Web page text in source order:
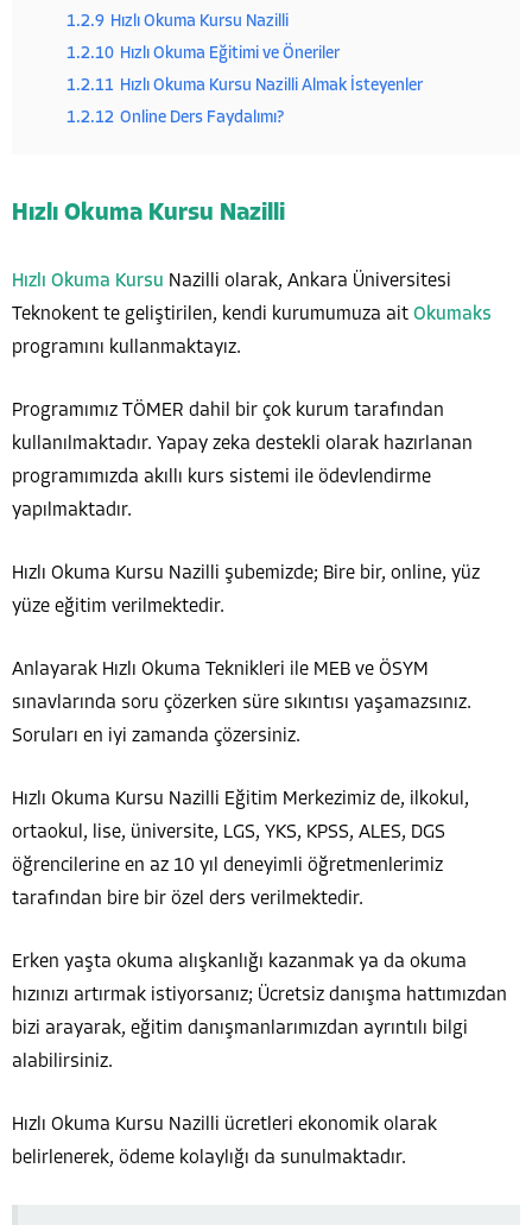
1.2.9 Hızlı Okuma Kursu Nazilli
1.2.10 Hızlı Okuma Eğitimi ve Öneriler
1.2.11 Hızlı Okuma Kursu Nazilli Almak İsteyenler
1.2.12 Online Ders Faydalımı?
Hızlı Okuma Kursu Nazilli
Hızlı Okuma Kursu Nazilli olarak, Ankara Üniversitesi
Teknokent te geliştirilen, kendi kurumumuza ait Okumaks
programını kullanmaktayız.
Programımız TÖMER dahil bir çok kurum tarafından
kullanılmaktadır. Yapay zeka destekli olarak hazırlanan
programımızda akıllı kurs sistemi ile ödevlendirme
yapılmaktadır.
Hızlı Okuma Kursu Nazilli şubemizde; Bire bir, online, yüz
yüze eğitim verilmektedir.
Anlayarak Hızlı Okuma Teknikleri ile MEB ve ÖSYM
sınavlarında soru çözerken süre sıkıntısı yaşamazsınız.
Soruları en iyi zamanda çözersiniz.
Hızlı Okuma Kursu Nazilli Eğitim Merkezimiz de, ilkokul,
ortaokul, lise, üniversite, LGS, YKS, KPSS, ALES, DGS
öğrencilerine en az 10 yıl deneyimli öğretmenlerimiz
tarafından bire bir özel ders verilmektedir.
Erken yaşta okuma alışkanlığı kazanmak ya da okuma
hızınızı artırmak istiyorsanız; Ücretsiz danışma hattımızdan
bizi arayarak, eğitim danışmanlarımızdan ayrıntılı bilgi
alabilirsiniz.
Hızlı Okuma Kursu Nazilli ücretleri ekonomik olarak
belirlenerek, ödeme kolaylığı da sunulmaktadır.